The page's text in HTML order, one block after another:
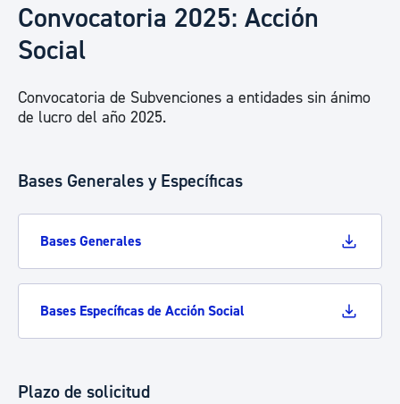
Convocatoria 2025: Acción
Social
Convocatoria de Subvenciones a entidades sin ánimo
de lucro del año 2025.
Bases Generales y Específicas
Bases Generales
Bases Específicas de Acción Social
Plazo de solicitud